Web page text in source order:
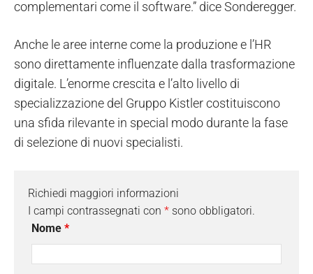
complementari come il software.” dice Sonderegger.
Anche le aree interne come la produzione e l’HR
sono direttamente influenzate dalla trasformazione
digitale. L’enorme crescita e l’alto livello di
specializzazione del Gruppo Kistler costituiscono
una sfida rilevante in special modo durante la fase
di selezione di nuovi specialisti.
Richiedi maggiori informazioni
I campi contrassegnati con * sono obbligatori.
Nome *